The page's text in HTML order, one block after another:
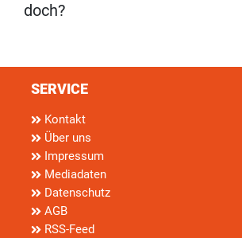
doch?
SERVICE
Kontakt
Über uns
Impressum
Mediadaten
Datenschutz
AGB
RSS-Feed